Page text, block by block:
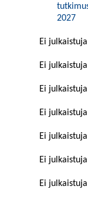
2027
Ei
Ei
Ei
Ei
Ei
Ei
Ei